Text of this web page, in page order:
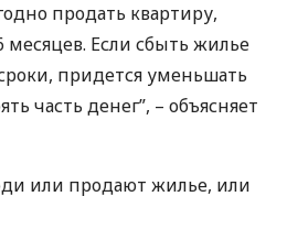
продать квартиру,
месяцев. Если сбыть жилье
придется уменьшать
часть денег”, – объясняет
или продают жилье, или